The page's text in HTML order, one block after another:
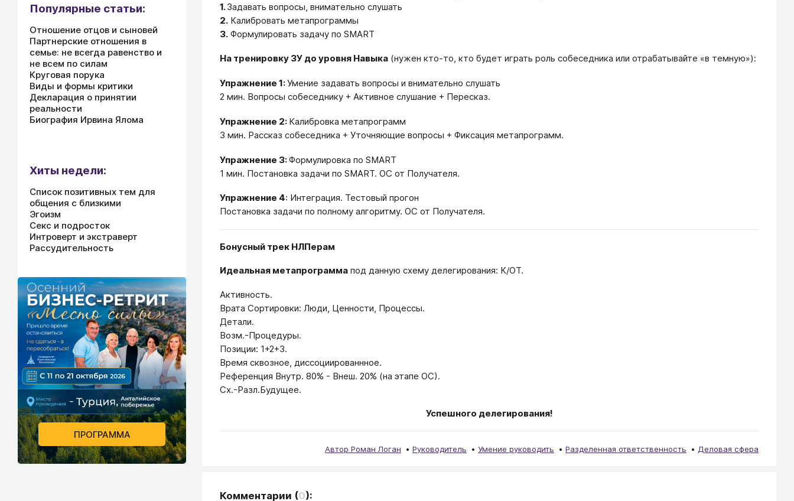
1.Задавать вопросы, внимательно слушать
2. Калибровать метапрограммы
3. Формулировать задачу по SMART
На тренировку ЗУ до уровня Навыка (нужен кто-то, кто будет играть роль собеседника или отрабатывайте «в темную»):
Упражнение 1:Умение задавать вопросы и внимательно слушать
2 мин. Вопросы собеседнику + Активное слушание + Пересказ.
Упражнение 2: Калибровка метапрограмм
3 мин. Рассказ собеседника + Уточняющие вопросы + Фиксация метапрограмм.
Упражнение 3:Формулировка по SMART
1 мин. Постановка задачи по SMART. ОС от Получателя.
Упражнение 4: Интеграция. Тестовый прогон
Постановка задачи по полному алгоритму. ОС от Получателя.
Бонусный трек НЛПерам
Идеальная метапрограмма под данную схему делегирования: К/ОТ.
Активность.
Врата Сортировки: Люди, Ценности, Процессы.
Детали.
Возм.-Процедуры.
Позиции: 1+2+3.
Время сквозное, диссоциированнное.
Референция Внутр. 80% - Внеш. 20% (на этапе ОС).
Сх.-Разл.Будущее.
Успешного делегирования!
Автор Роман Логан Руководитель Умение руководить Разделенная ответственность Деловая сфера
Комментарии (0):
Популярные статьи:
Отношение отцов и сыновей
Партнерские отношения в
семье: не всегда равенство и
не всем по силам
Круговая порука
Виды и формы критики
Декларация о принятии
реальности
Биография Ирвина Ялома
Хиты недели:
Список позитивных тем для
общения с близкими
Эгоизм
Секс и подросток
Интроверт и экстраверт
Рассудительность
ПРОГРАММА